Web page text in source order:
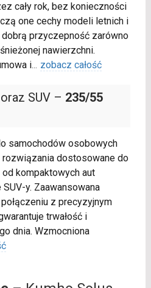
cały rok, bez konieczności
one cechy modeli letnich i
przyczepność zarówno
nawierzchni.
i... zobacz całość
SUV – 235/55
samochodów osobowych
dostosowane do
kompaktowych aut
y. Zaawansowana
z precyzyjnym
trwałość i
dnia. Wzmocniona